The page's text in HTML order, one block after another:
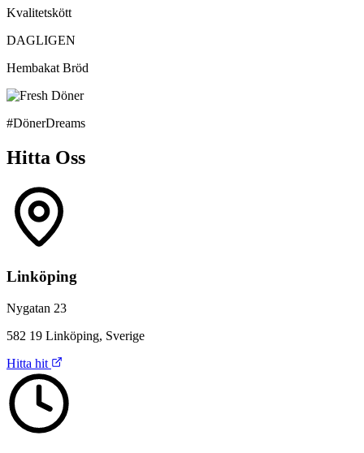
Kvalitetskött
DAGLIGEN
Hembakat Bröd
#DönerDreams
Hitta Oss
Linköping
Nygatan 23
582 19 Linköping, Sverige
Hitta hit